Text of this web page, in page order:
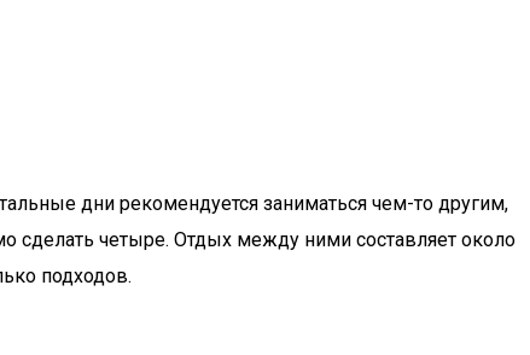
дни рекомендуется заниматься чем-то другим,
сделать четыре. Отдых между ними составляет около
подходов.